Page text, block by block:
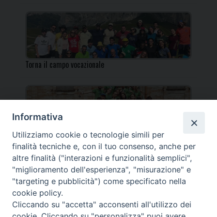
Torna il campo vocazionale
Torna il Campo Missionario Diocesano
_____________________________________________________
_____________________________
Informativa
Utilizziamo cookie o tecnologie simili per
finalità tecniche e, con il tuo consenso, anche per
altre finalità ("interazioni e funzionalità semplici",
"miglioramento dell'esperienza", "misurazione" e
"targeting e pubblicità") come specificato nella
cookie policy.
Cliccando su "accetta" acconsenti all'utilizzo dei